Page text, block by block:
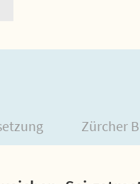
Zürcher